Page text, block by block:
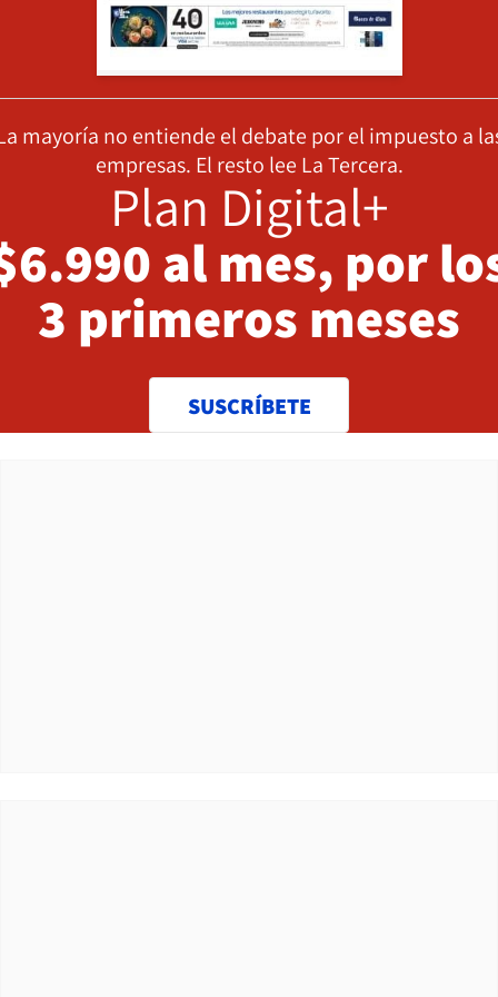
mayoría no entiende el debate por el impuesto a
empresas. El resto lee La Tercera.
Plan Digital+
al mes, por
3 primeros meses
SUSCRÍBETE